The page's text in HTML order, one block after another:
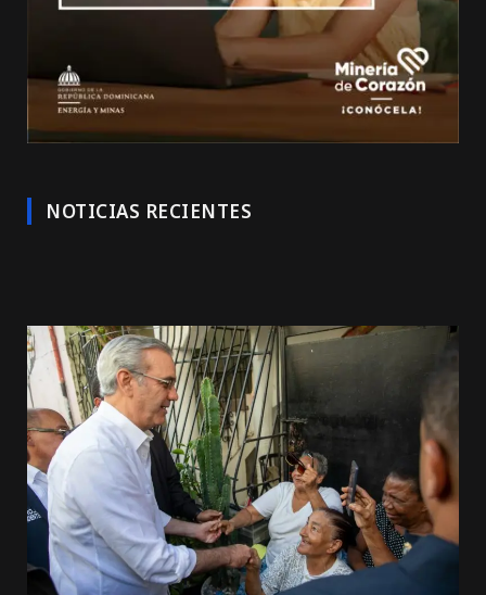
NOTICIAS RECIENTES